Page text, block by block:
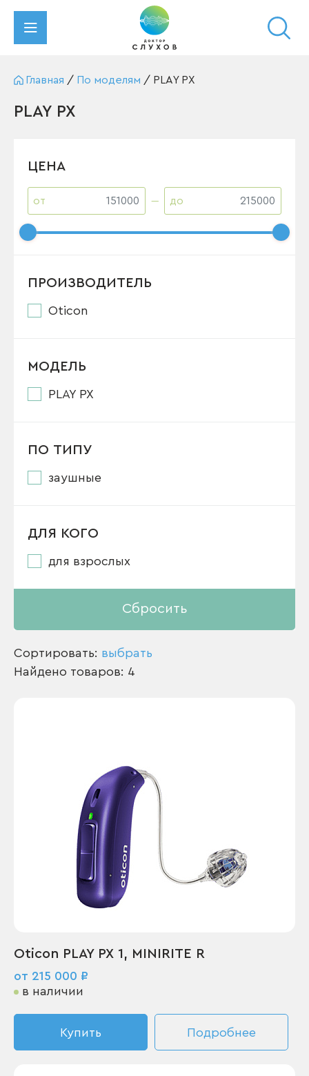
Главная / По моделям / PLAY PX
PLAY PX
ЦЕНА
от до
ПРОИЗВОДИТЕЛЬ
Oticon
МОДЕЛЬ
PLAY PX
ПО ТИПУ
заушные
ДЛЯ КОГО
для взрослых
Сбросить
Найдено товаров: 4
Сортировать: выбрать
Oticon PLAY PX 1, MINIRITE R
от 215 000 ₽
в наличии
Купить Подробнее